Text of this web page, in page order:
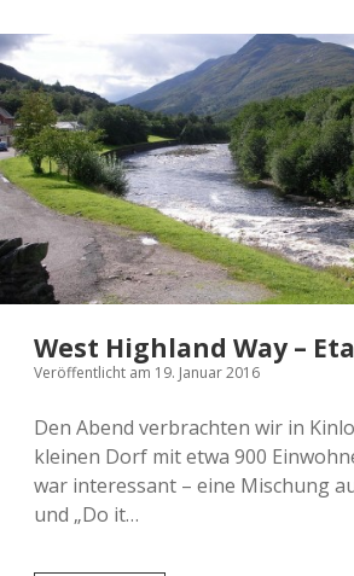
Tag
West Highland Way –
Veröffentlicht am 19. Januar 2016
Den Abend verbrachten wir in
kleinen Dorf mit etwa 900
war interessant – eine Mischung
und „Do it…